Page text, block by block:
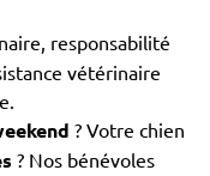
responsabilité
vétérinaire
? Votre chien
? Nos bénévoles